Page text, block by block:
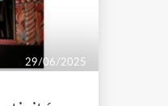
29/06/2025